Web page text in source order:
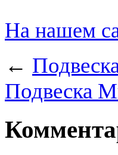
На нашем
←
Подвеска